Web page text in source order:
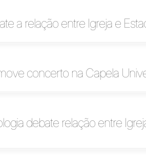
a relação entre Igreja e
concerto na Capela
debate relação entre